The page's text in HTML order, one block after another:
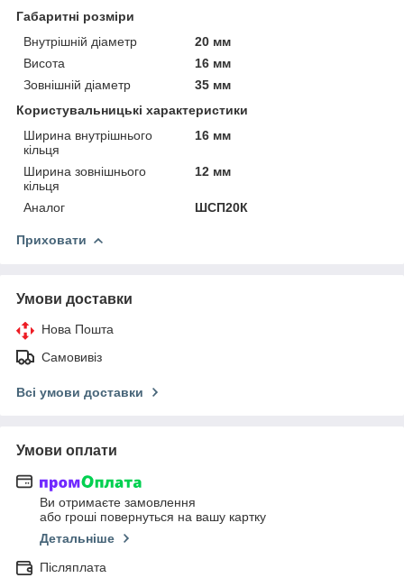
Габаритні розміри
Внутрішній діаметр
20 мм
Висота
16 мм
Зовнішній діаметр
35 мм
Користувальницькі характеристики
Ширина внутрішнього
кільця
16 мм
Ширина зовнішнього
кільця
12 мм
Аналог ШСП20К
Приховати
Умови доставки
Нова Пошта
Самовивіз
Всі умови доставки
Умови оплати
Ви отримаєте замовлення
або гроші повернуться на вашу картку
Детальніше
Післяплата